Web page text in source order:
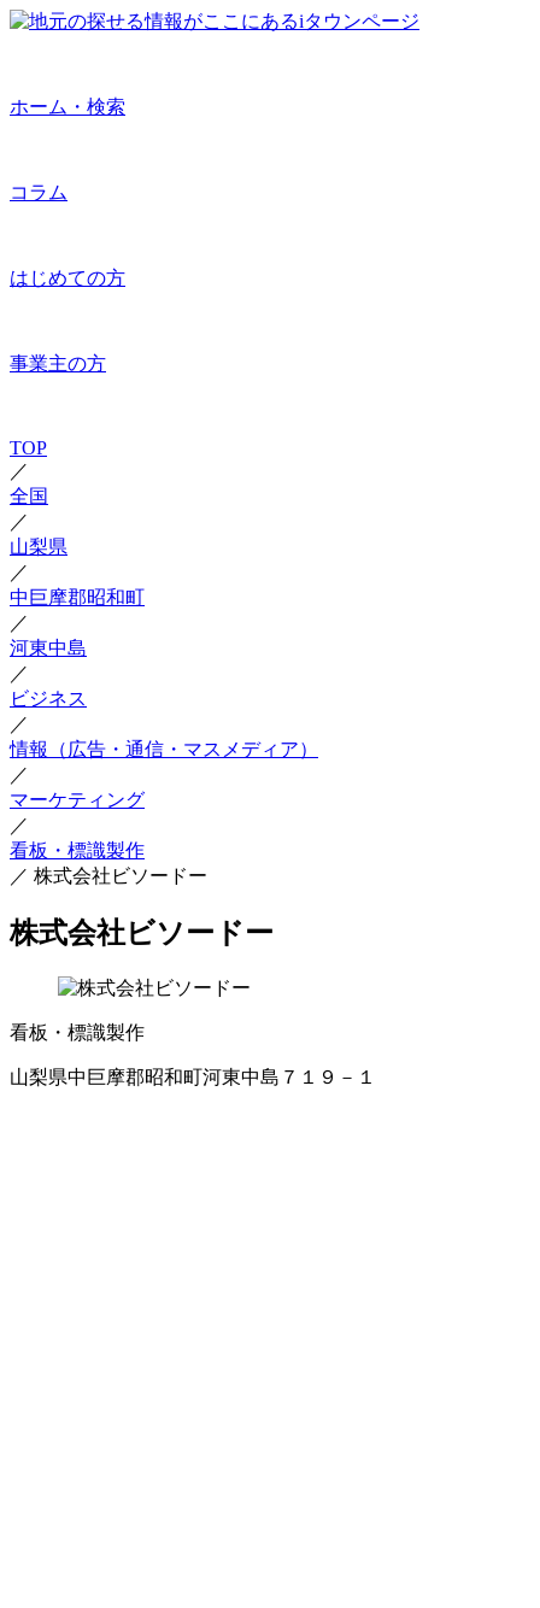
ホーム・検索
コラム
はじめての方
事業主の方
TOP
／
全国
／
山梨県
／
中巨摩郡昭和町
／
河東中島
／
ビジネス
／
情報（広告・通信・マスメディア）
／
マーケティング
／
看板・標識製作
／ 株式会社ビソードー
株式会社ビソードー
看板・標識製作
山梨県中巨摩郡昭和町河東中島７１９－１